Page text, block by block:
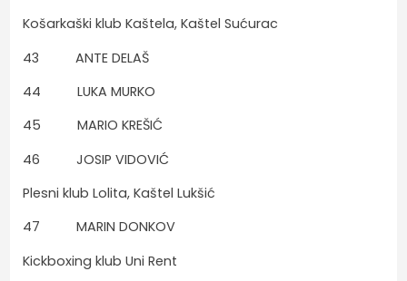
Košarkaški klub Kaštela, Kaštel Sućurac
43 ANTE DELAŠ
44 LUKA MURKO
45 MARIO KREŠIĆ
46 JOSIP VIDOVIĆ
Plesni klub Lolita, Kaštel Lukšić
47 MARIN DONKOV
Kickboxing klub Uni Rent